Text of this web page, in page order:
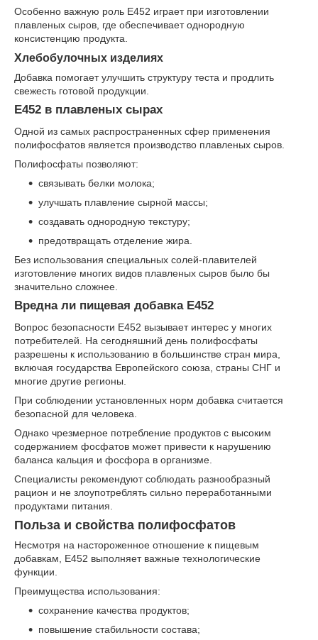
Особенно важную роль Е452 играет при изготовлении
плавленых сыров, где обеспечивает однородную
консистенцию продукта.
Хлебобулочных изделиях
Добавка помогает улучшить структуру теста и продлить
свежесть готовой продукции.
Е452 в плавленых сырах
Одной из самых распространенных сфер применения
полифосфатов является производство плавленых сыров.
Полифосфаты позволяют:
связывать белки молока;
улучшать плавление сырной массы;
создавать однородную текстуру;
предотвращать отделение жира.
Без использования специальных солей-плавителей
изготовление многих видов плавленых сыров было бы
значительно сложнее.
Вредна ли пищевая добавка Е452
Вопрос безопасности Е452 вызывает интерес у многих
потребителей. На сегодняшний день полифосфаты
разрешены к использованию в большинстве стран мира,
включая государства Европейского союза, страны СНГ и
многие другие регионы.
При соблюдении установленных норм добавка считается
безопасной для человека.
Однако чрезмерное потребление продуктов с высоким
содержанием фосфатов может привести к нарушению
баланса кальция и фосфора в организме.
Специалисты рекомендуют соблюдать разнообразный
рацион и не злоупотреблять сильно переработанными
продуктами питания.
Польза и свойства полифосфатов
Несмотря на настороженное отношение к пищевым
добавкам, Е452 выполняет важные технологические
функции.
Преимущества использования:
сохранение качества продуктов;
повышение стабильности состава;